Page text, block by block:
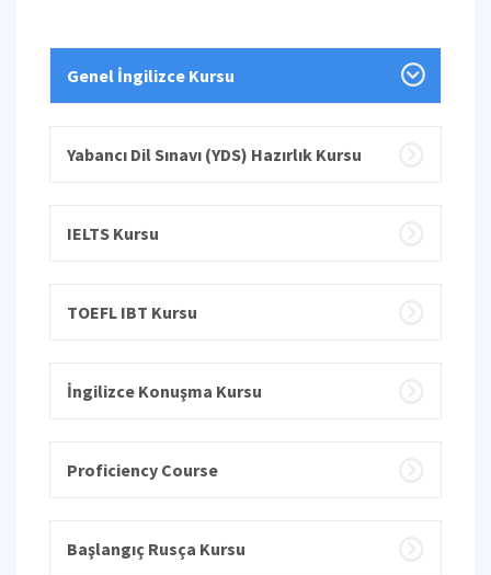
Genel İngilizce Kursu
Yabancı Dil Sınavı (YDS) Hazırlık Kursu
IELTS Kursu
TOEFL IBT Kursu
İngilizce Konuşma Kursu
Proficiency Course
Başlangıç Rusça Kursu